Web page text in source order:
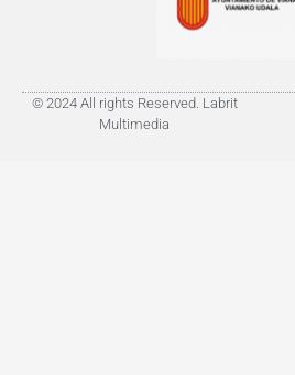
© 2024 All rights Reserved. Labrit
Multimedia